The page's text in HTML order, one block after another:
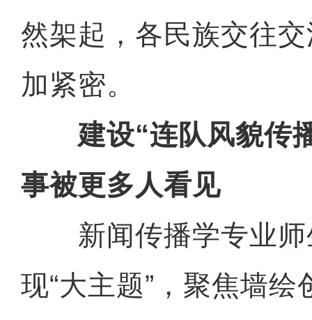
然架起，各民族交往
加紧密。
建设“连队风貌传
事被更多人看见
新闻传播学专业师
现“大主题”，聚焦墙